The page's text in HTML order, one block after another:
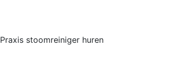
Praxis stoomreiniger huren